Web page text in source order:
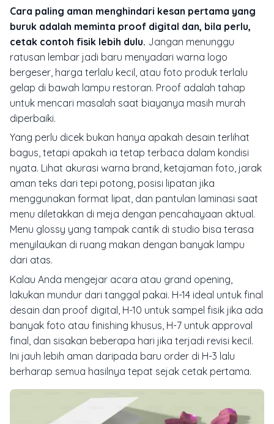
Cara paling aman menghindari kesan pertama yang
buruk adalah meminta proof digital dan, bila perlu,
cetak contoh fisik lebih dulu. Jangan menunggu
ratusan lembar jadi baru menyadari warna logo
bergeser, harga terlalu kecil, atau foto produk terlalu
gelap di bawah lampu restoran. Proof adalah tahap
untuk mencari masalah saat biayanya masih murah
diperbaiki.
Yang perlu dicek bukan hanya apakah desain terlihat
bagus, tetapi apakah ia tetap terbaca dalam kondisi
nyata. Lihat akurasi warna brand, ketajaman foto, jarak
aman teks dari tepi potong, posisi lipatan jika
menggunakan format lipat, dan pantulan laminasi saat
menu diletakkan di meja dengan pencahayaan aktual.
Menu glossy yang tampak cantik di studio bisa terasa
menyilaukan di ruang makan dengan banyak lampu
dari atas.
Kalau Anda mengejar acara atau grand opening,
lakukan mundur dari tanggal pakai. H-14 ideal untuk final
desain dan proof digital, H-10 untuk sampel fisik jika ada
banyak foto atau finishing khusus, H-7 untuk approval
final, dan sisakan beberapa hari jika terjadi revisi kecil.
Ini jauh lebih aman daripada baru order di H-3 lalu
berharap semua hasilnya tepat sejak cetak pertama.